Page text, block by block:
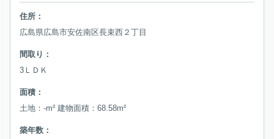
住所：
広島県広島市安佐南区長束西２丁目
間取り：
3ＬＤＫ
面積：
土地：-m² 建物面積：68.58m²
築年数：